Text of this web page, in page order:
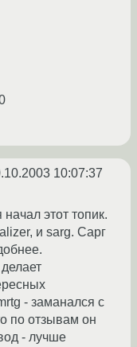
10:07:37
этот топик.
и sarg. Сарг
- заманался с
по отзывам он
- лучше